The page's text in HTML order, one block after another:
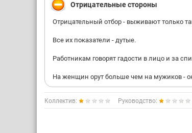
Отрицательные стороны
Отрицательный отбор - выживают только
Все их показатели - дутые.
Работникам говорят гадости в лицо и за
На женщин орут больше чем на мужиков -
Коллектив: Руководство: